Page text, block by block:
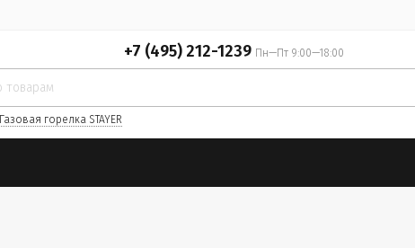
+7 (495) 212-1239 Пн—Пт 9:00—18:00
Газовая горелка STAYER